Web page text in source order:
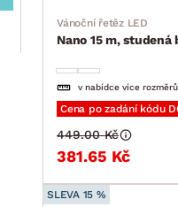
Vánoční řetěz LED
Nano 15 m, studená
v nabídce více rozměrů
Cena po zadání kódu
381.65 Kč
449.00 Kč
SLEVA 15 %